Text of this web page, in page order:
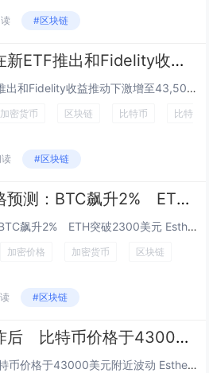
#区块链
比特币价格预测：在新ETF推出和Fidelity收益推动下激增至43,500美元
比特币价格预测：在新ETF推出和Fidelity收益推动下激增至43,500美元 Esther Hui 一月 30, 2024 1...
加密货币 区块链 比特币
比特
#区块链
比特币和以太坊价格预测：BTC飙升2% ETH突破2300美元
比特币和以太坊价格预测：BTC飙升2% ETH突破2300美元 Esther Hui 二月 3, 2024 09:00 GMT+8...
加密价格 加密货币
区块链
#区块链
美国就业报告大爆炸后 比特币价格于43000美元附近波动
美国就业报告大爆炸后 比特币价格于43000美元附近波动 Esther Hui 二月 3, 2024 15:00 GMT+8...